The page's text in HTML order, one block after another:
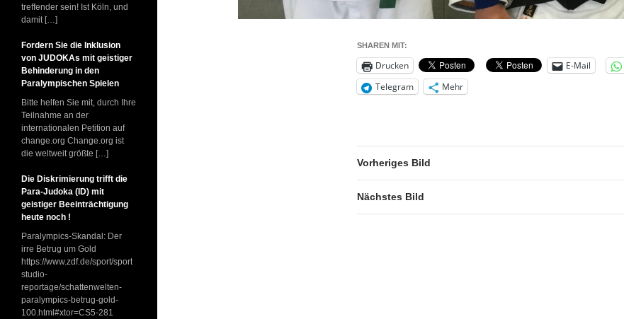
SHAREN MIT:
Drucken E-Mail
Telegram
Mehr
Vorheriges Bild
Nächstes Bild
treffender sein! Ist Köln, und
damit […]
Fordern Sie die Inklusion
von JUDOKAs mit geistiger
Behinderung in den
Paralympischen Spielen
Bitte helfen Sie mit, durch Ihre
Teilnahme an der
internationalen Petition auf
change.org Change.org ist
die weltweit größte […]
Die Diskrimierung trifft die
Para-Judoka (ID) mit
geistiger Beeinträchtigung
heute noch !
Paralympics-Skandal: Der
irre Betrug um Gold
https://www.zdf.de/sport/sport
studio-
reportage/schattenwelten-
paralympics-betrug-gold-
100.html#xtor=CS5-281